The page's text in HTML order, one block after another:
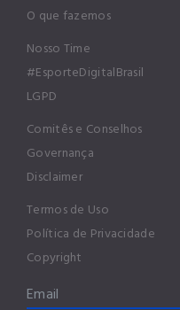
O que fazemos
Nosso Time
#EsporteDigitalBrasil
LGPD
Comitês e Conselhos
Governança
Disclaimer
Termos de Uso
Política de Privacidade
Copyright